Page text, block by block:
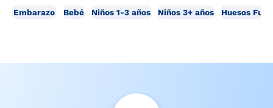
Embarazo Bebé Niños 1-3 años Niños 3+ años Huesos